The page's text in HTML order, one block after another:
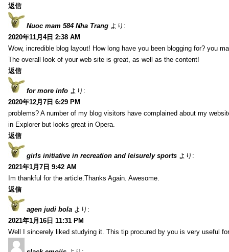
返信
Nuoc mam 584 Nha Trang より:
2020年11月4日 2:38 AM
Wow, incredible blog layout! How long have you been blogging for? you
The overall look of your web site is great, as well as the content!
返信
for more info より:
2020年12月7日 6:29 PM
problems? A number of my blog visitors have complained about my
in Explorer but looks great in Opera.
返信
girls initiative in recreation and leisurely sports より:
2021年1月7日 9:42 AM
Im thankful for the article.Thanks Again. Awesome.
返信
agen judi bola より:
2021年1月16日 11:31 PM
Well I sincerely liked studying it. This tip procured by you is very useful